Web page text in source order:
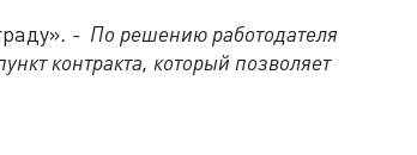
. - По решению работодателя
контракта, который позволяет